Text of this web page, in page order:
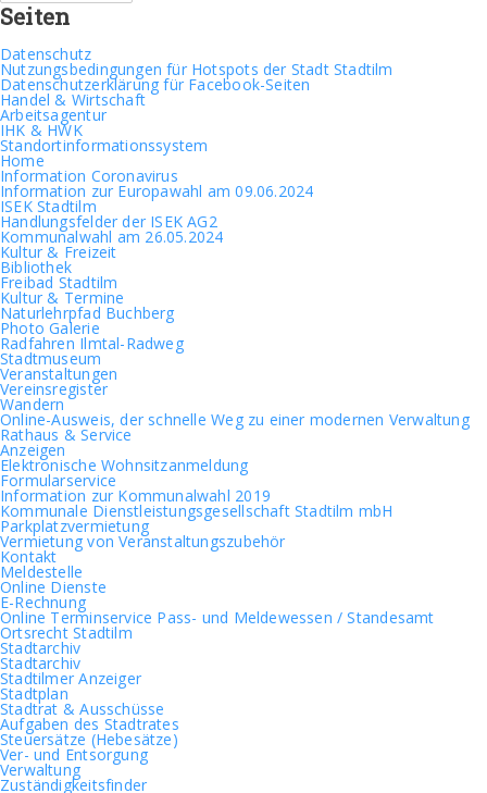
Seiten
Datenschutz
Nutzungsbedingungen für Hotspots der Stadt Stadtilm
Datenschutzerklärung für Facebook-Seiten
Handel & Wirtschaft
Arbeitsagentur
IHK & HWK
Standortinformationssystem
Home
Information Coronavirus
Information zur Europawahl am 09.06.2024
ISEK Stadtilm
Handlungsfelder der ISEK AG2
Kommunalwahl am 26.05.2024
Kultur & Freizeit
Bibliothek
Freibad Stadtilm
Kultur & Termine
Naturlehrpfad Buchberg
Photo Galerie
Radfahren Ilmtal-Radweg
Stadtmuseum
Veranstaltungen
Vereinsregister
Wandern
Online-Ausweis, der schnelle Weg zu einer modernen Verwaltung
Rathaus & Service
Anzeigen
Elektronische Wohnsitzanmeldung
Formularservice
Information zur Kommunalwahl 2019
Kommunale Dienstleistungsgesellschaft Stadtilm mbH
Parkplatzvermietung
Vermietung von Veranstaltungszubehör
Kontakt
Meldestelle
Online Dienste
E-Rechnung
Online Terminservice Pass- und Meldewessen / Standesamt
Ortsrecht Stadtilm
Stadtarchiv
Stadtarchiv
Stadtilmer Anzeiger
Stadtplan
Stadtrat & Ausschüsse
Aufgaben des Stadtrates
Steuersätze (Hebesätze)
Ver- und Entsorgung
Verwaltung
Zuständigkeitsfinder